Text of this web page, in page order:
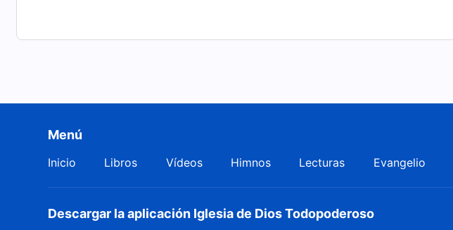
Menú
Inicio Libros Vídeos Himnos Lecturas Evangelio
Descargar la aplicación Iglesia de Dios Todopoderoso